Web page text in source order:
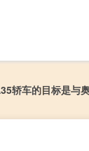
轿车的目标是与